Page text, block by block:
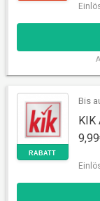
SALE
Bis
KIK